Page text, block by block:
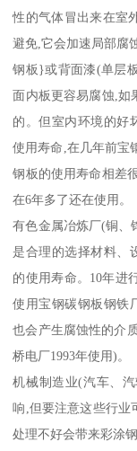
性的气体冒出来在室
避免,它会加速局部腐
钢板}或背面漆(单层
面内板更容易腐蚀,如
的。但室内环境的好
使用寿命,在几年前宝
钢板的使用寿命相差
在6年多了还在使用。
有色金属冶炼厂(铜、
是合理的选择材料、
的使用寿命。10年进
使用宝钢碳钢板钢铁
也会产生腐蚀性的介
桥电厂1993年使用)。
机械制造业(汽车、
响,但要注意这些行业
处理不好会带来彩涂